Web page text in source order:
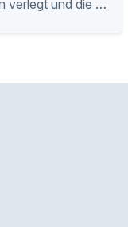
verlegt und die …